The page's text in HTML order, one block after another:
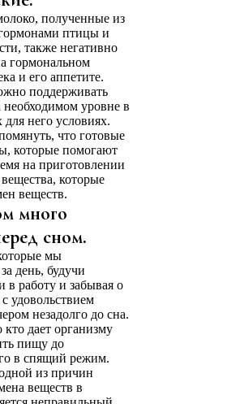
полученные из
птицы и
также негативно
гормональном
и его аппетите.
поддерживать
необходимом уровне в
него условиях.
что готовые
которые помогают
на приготовлении
которые
веществ.
много
сном.
мы
день, будучи
работу и забывая о
удовольствием
незадолго до сна.
дает организму
пищу до
в спящий режим.
из причин
веществ в